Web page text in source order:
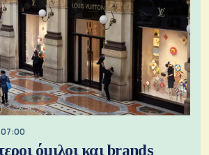
όμιλοι και brands